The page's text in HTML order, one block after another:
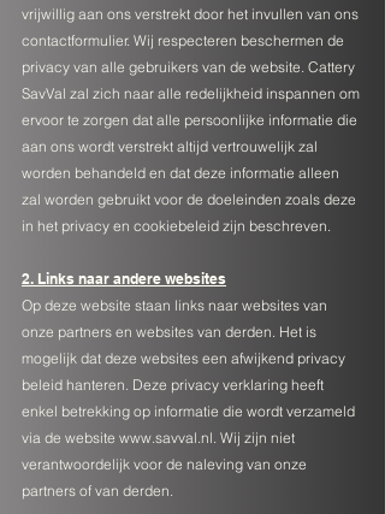
vrijwillig aan ons verstrekt door het invullen van ons
contactformulier. Wij respecteren beschermen de
privacy van alle gebruikers van de website. Cattery
SavVal zal zich naar alle redelijkheid inspannen om
ervoor te zorgen dat alle persoonlijke informatie die
aan ons wordt verstrekt altijd vertrouwelijk zal
worden behandeld en dat deze informatie alleen
zal worden gebruikt voor de doeleinden zoals deze
in het privacy en cookiebeleid zijn beschreven.
2. Links naar andere websites
Op deze website staan links naar websites van
onze partners en websites van derden. Het is
mogelijk dat deze websites een afwijkend privacy
beleid hanteren. Deze privacy verklaring heeft
enkel betrekking op informatie die wordt verzameld
via de website www.savval.nl. Wij zijn niet
verantwoordelijk voor de naleving van onze
partners of van derden.